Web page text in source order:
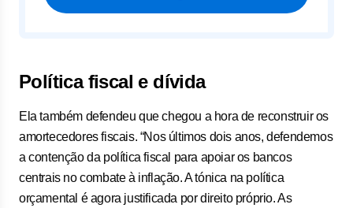
Política fiscal e dívida
Ela também defendeu que chegou a hora de reconstruir os
amortecedores fiscais. “Nos últimos dois anos, defendemos
a contenção da política fiscal para apoiar os bancos
centrais no combate à inflação. A tónica na política
orçamental é agora justificada por direito próprio. As